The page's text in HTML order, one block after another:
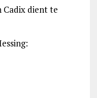
Cadix dient te